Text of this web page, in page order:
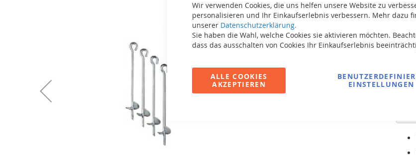
Wir verwenden Cookies, die uns helfen unsere Website zu
personalisieren und Ihr Einkaufserlebnis verbessern. Mehr dazu
unserer Datenschutzerklärung.
Sie haben die Wahl, welche Cookies sie aktivieren möchten.
dass das ausschalten von Cookies Ihr Einkaufserlebnis
ALLE COOKIES
AKZEPTIEREN
EINSTELLUNGEN